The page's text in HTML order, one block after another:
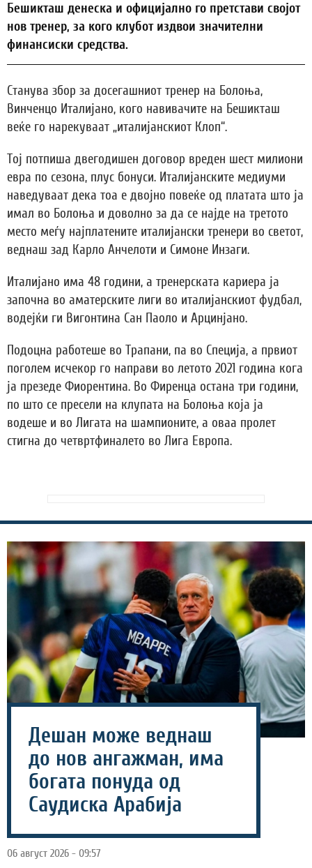
Бешикташ денеска и официјално го претстави својот
нов тренер, за кого клубот издвои значителни
финансиски средства.
Станува збор за досегашниот тренер на Болоња,
Винченцо Италијано, кого навивачите на Бешикташ
веќе го нарекуваат „италијанскиот Клоп“.
Тој потпиша двегодишен договор вреден шест милиони
евра по сезона, плус бонуси. Италијанските медиуми
наведуваат дека тоа е двојно повеќе од платата што ја
имал во Болоња и доволно за да се најде на третото
место меѓу најплатените италијански тренери во светот,
веднаш зад Карло Анчелоти и Симоне Инзаги.
Италијано има 48 години, а тренерската кариера ја
започна во аматерските лиги во италијанскиот фудбал,
водејќи ги Вигонтина Сан Паоло и Арцинјано.
Подоцна работеше во Трапани, па во Специја, а првиот
поголем исчекор го направи во летото 2021 година кога
ја презеде Фиорентина. Во Фиренца остана три години,
по што се пресели на клупата на Болоња која ја
водеше и во Лигата на шампионите, а оваа пролет
стигна до четвртфиналето во Лига Европа.
Дешан може веднаш
до нов ангажман, има
богата понуда од
Саудиска Арабија
06 август 2026 - 09:57